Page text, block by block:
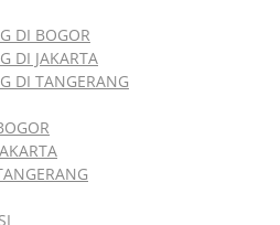
DI BOGOR
DI JAKARTA
DI TANGERANG